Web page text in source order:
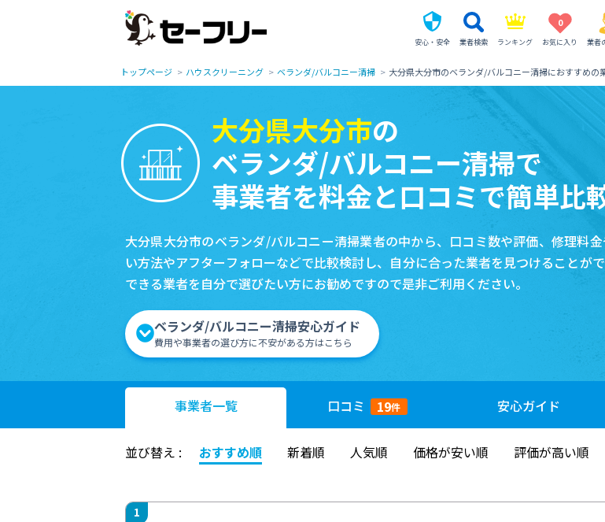
安心・安全 業者検索 ランキング
0
お気に入り 業者
トップページ ハウスクリーニング ベランダ/バルコニー清掃 大分県大分市のベランダ/バルコニー清掃におすすめの
大分県大分市の
ベランダ/バルコニー清掃で
事業者を料金と口コミで簡単比
大分県大分市のベランダ/バルコニー清掃業者の中から、口コミ数や評価、修理料
い方法やアフターフォローなどで比較検討し、自分に合った業者を見つけることが
できる業者を自分で選びたい方にお勧めですので是非ご利用ください。
ベランダ/バルコニー清掃安心ガイド
費用や事業者の選び方に不安がある方はこちら
事業者一覧 口コミ 19件 安心ガイド
並び替え : おすすめ順 新着順 人気順 価格が安い順 評価が高い順
1